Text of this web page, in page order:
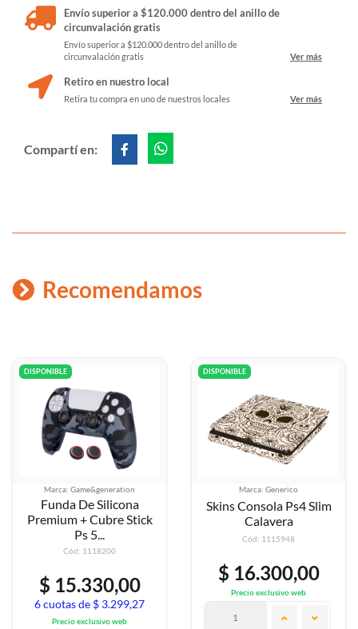
Envío superior a $120.000 dentro del anillo de
circunvalación gratis
Envío superior a $120.000 dentro del anillo de
circunvalación gratis
Ver más
Retiro en nuestro local
Retira tu compra en uno de nuestros locales Ver más
Compartí en:
Recomendamos
DISPONIBLE
Marca: Game&generation
Funda De Silicona
Premium + Cubre Stick
Ps 5...
Cód: 1118200
$ 15.330,00
6 cuotas de $ 3.299,27
Precio exclusivo web
DISPONIBLE
Marca: Generico
Skins Consola Ps4 Slim
Calavera
Cód: 1115948
$ 16.300,00
Precio exclusivo web